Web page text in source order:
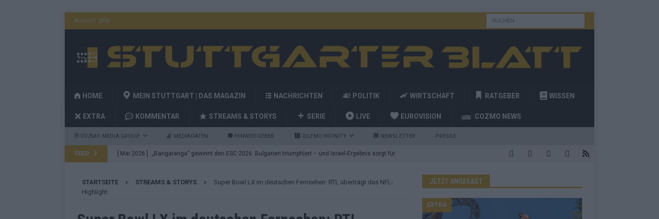
AUGUST 2026
HOME MEIN STUTTGART | DAS MAGAZIN NACHRICHTEN POLITIK WIRTSCHAFT RATGEBER WISSEN
EXTRA KOMMENTAR STREAMS & STORYS SERIE LIVE EUROVISION COZMO NEWS
COZMO MEDIA GROUP MEDIADATEN HINWEISGEBER COZMO INFINITY NEWSLETTER PRESSE
FEED [ Mai 2026 ] „Bangaranga“ gewinnt den ESC 2026: Bulgarien triumphiert – und Israel-Ergebnis sorgt für
[ Mai 2026 ] Von JJ bis Lordi: Das sind die Showacts im ESC-Finale 2026 in Wien EUROVISION
STARTSEITE STREAMS & STORYS
Super Bowl LX im deutschen Fernsehen: RTL überträgt das NFL-
Highlight
JETZT ANGESAGT
EXTRA